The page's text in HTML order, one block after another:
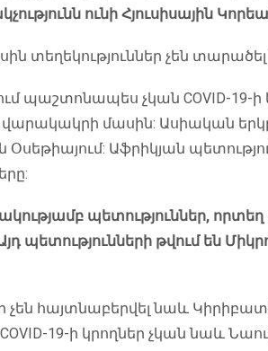
ունի Հյուսիսային
տեղեկություններ չեն
պաշտոնապես չկան COVID-19-ի
մասին: Ասիական
Աֆրիկյան
պետություններ,
պետությունների թվում են
հայտնաբերվել նաև
19-ի կրողներ չկան նաև